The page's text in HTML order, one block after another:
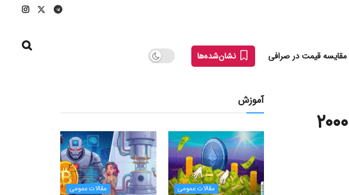
مقایسه قیمت در صرافی نشان‌شده‌ها
قیمت اونس طلا برای اولین بار از اردیبهشت ماه به بالای ۲۰۰۰
آموزش
مقالات عمومی مقالات عمومی